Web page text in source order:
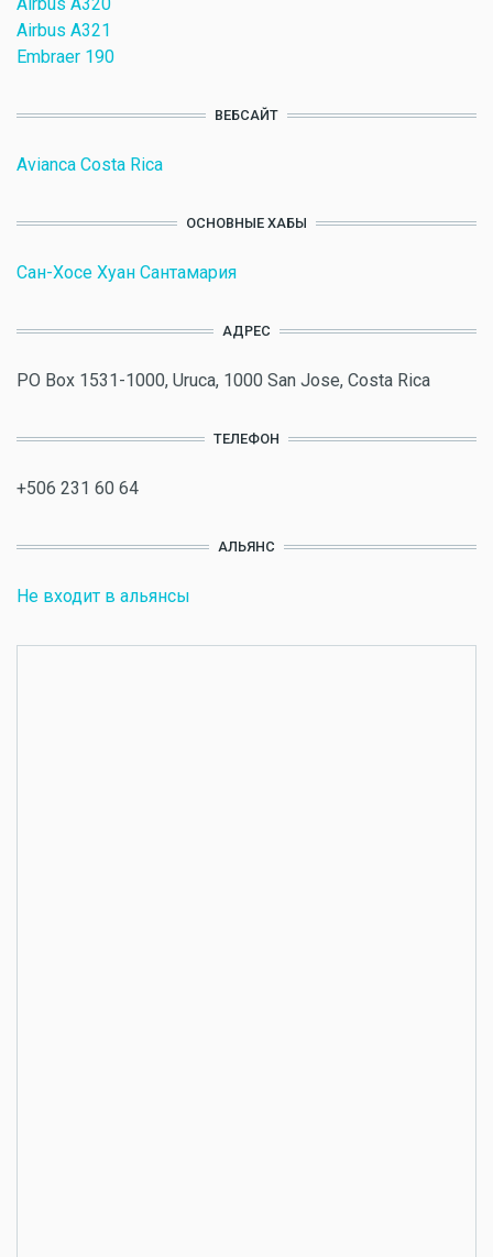
Airbus A321
Embraer 190
ВЕБСАЙТ
Avianca Costa Rica
ОСНОВНЫЕ ХАБЫ
Сан-Хосе Хуан Сантамария
АДРЕС
PO Box 1531-1000, Uruca, 1000 San Jose, Costa Rica
ТЕЛЕФОН
+506 231 60 64
АЛЬЯНС
Не входит в альянсы